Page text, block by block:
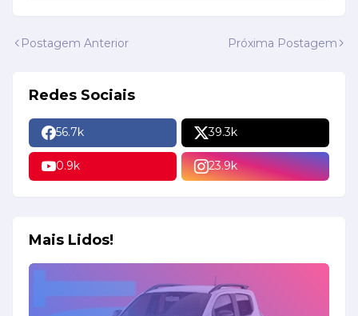
Postagem Anterior Próxima Postagem
Redes Sociais
56.7k 39.3k
0.9k 23.9k
Mais Lidos!